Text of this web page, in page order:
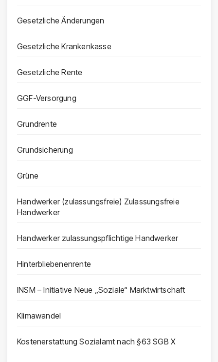
Gesetzliche Änderungen
Gesetzliche Krankenkasse
Gesetzliche Rente
GGF-Versorgung
Grundrente
Grundsicherung
Grüne
Handwerker (zulassungsfreie) Zulassungsfreie
Handwerker
Handwerker zulassungspflichtige Handwerker
Hinterbliebenenrente
INSM – Initiative Neue „Soziale“ Marktwirtschaft
Klimawandel
Kostenerstattung Sozialamt nach §63 SGB X